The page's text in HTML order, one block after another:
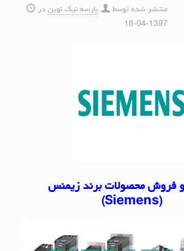
منتشر شده توسط پارسه نیک نوین در
1397-04-18
فروش محصولات برند زیمنس
(
Siemens
)